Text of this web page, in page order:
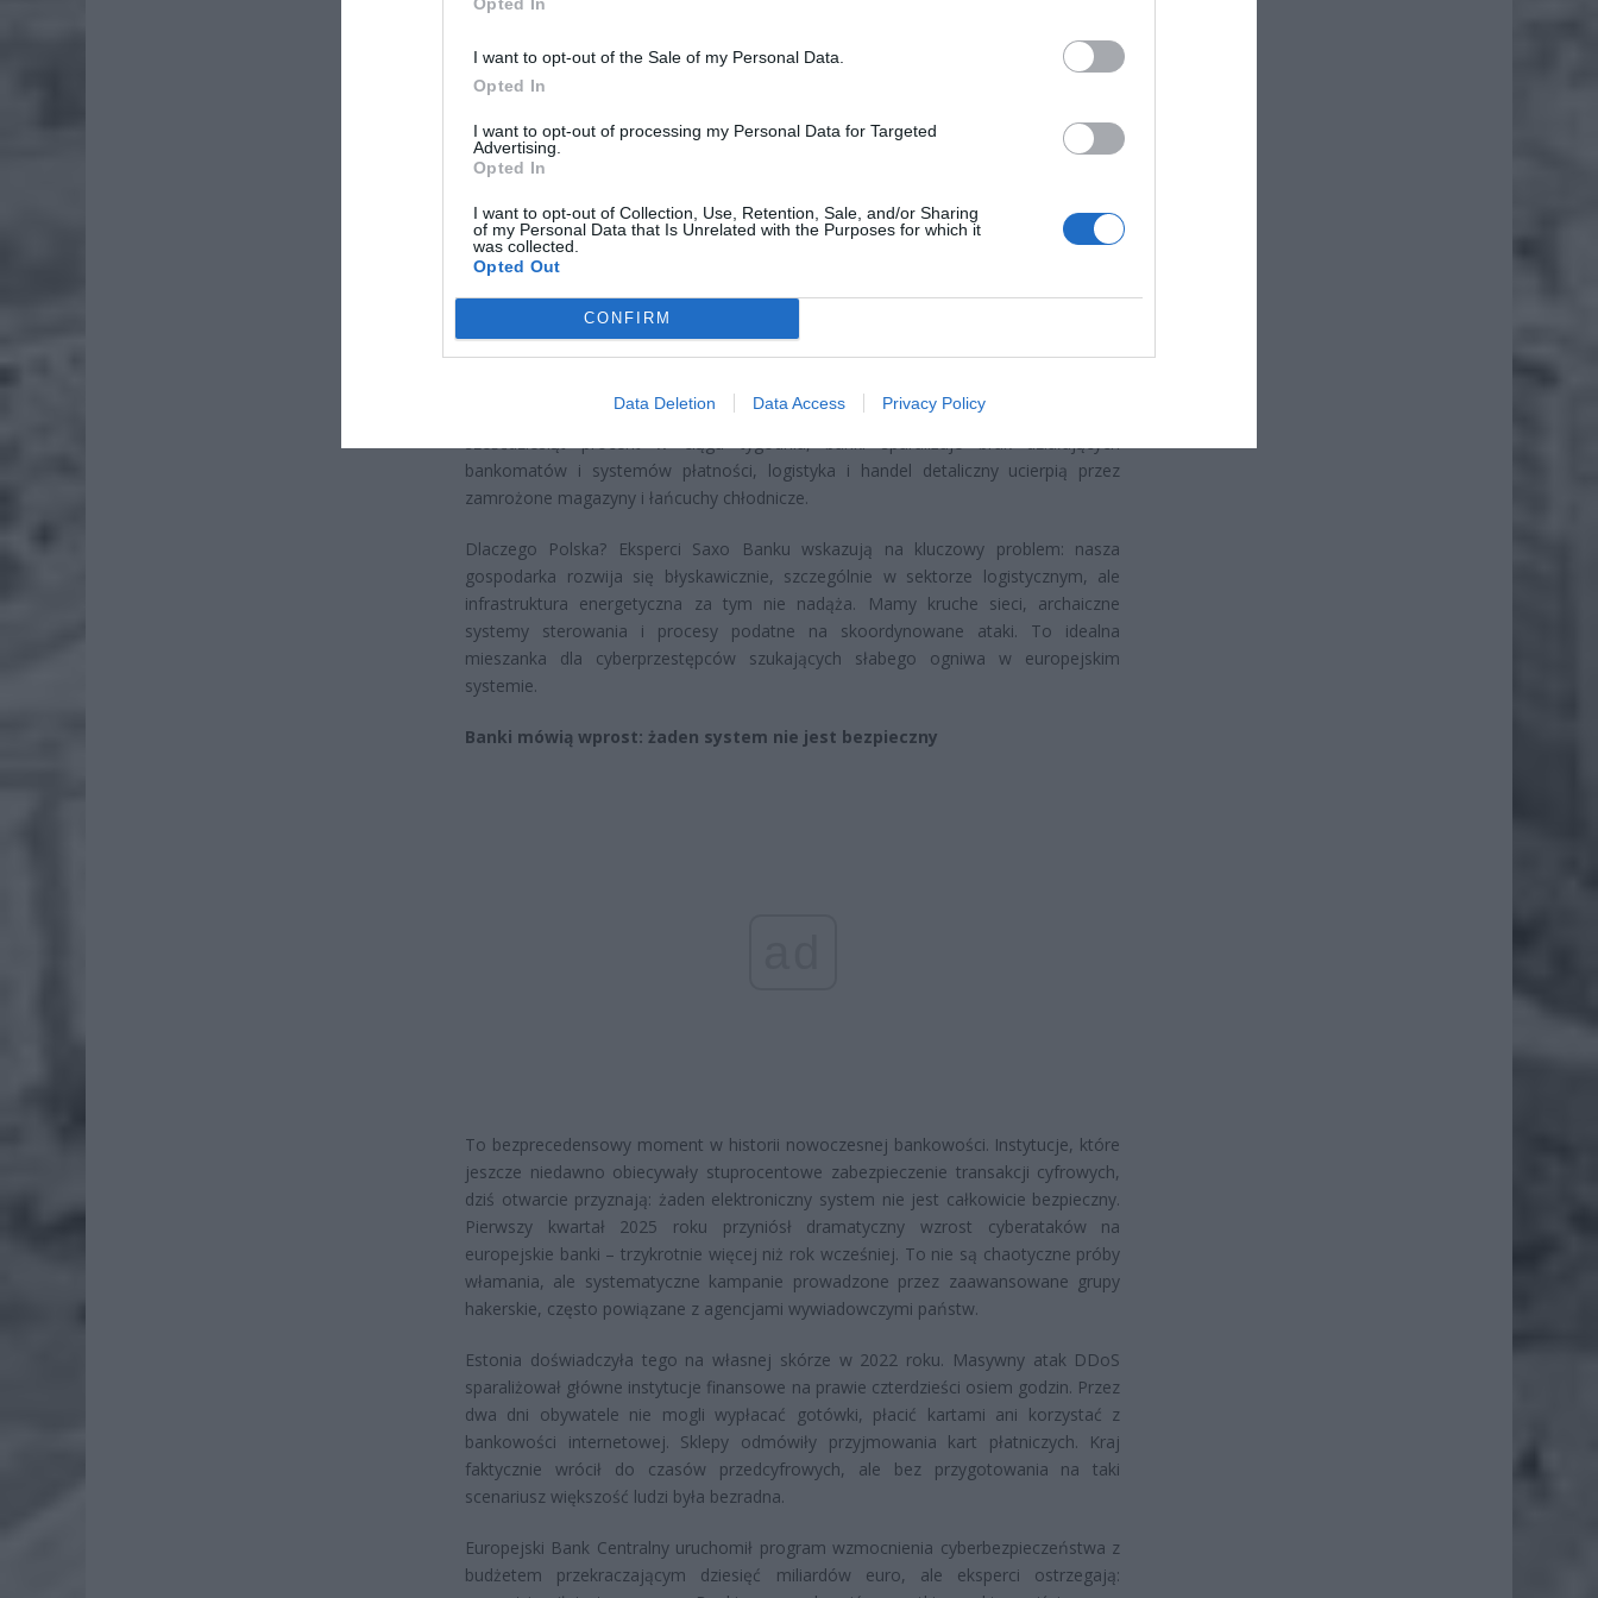
I want to opt-out of the Sale of my Personal Data.
Opted In
I want to opt-out of processing my Personal Data for Targeted
Advertising.
Opted In
I want to opt-out of Collection, Use, Retention, Sale, and/or Sharing
of my Personal Data that Is Unrelated with the Purposes for which it
was collected.
Opted Out
CONFIRM
Data Deletion Data Access Privacy Policy
Teraz analitycy duńskiego Saxo Banku ostrzegają, że identyczny scenariusz może
się wydarzyć w Polsce. W pierwszych tygodniach zimy, gdy zapotrzebowanie na
energię sięga szczytu, złośliwy kod przeniknie do przemysłowych systemów
sterowania siecią energetyczną. Operatorzy stracą kontrolę nad infrastrukturą i będą
zmuszeni do awaryjnego odłączenia całego systemu. Przez siedemdziesiąt dwie
godziny kraj się zatrzyma. Spółki energetyczne stracą na wartości nawet
sześćdziesiąt procent w ciągu tygodnia, banki sparaliżuje brak działających
bankomatów i systemów płatności, logistyka i handel detaliczny ucierpią przez
zamrożone magazyny i łańcuchy chłodnicze.
Dlaczego Polska? Eksperci Saxo Banku wskazują na kluczowy problem: nasza
gospodarka rozwija się błyskawicznie, szczególnie w sektorze logistycznym, ale
infrastruktura energetyczna za tym nie nadąża. Mamy kruche sieci, archaiczne
systemy sterowania i procesy podatne na skoordynowane ataki. To idealna
mieszanka dla cyberprzestępców szukających słabego ogniwa w europejskim
systemie.
Banki mówią wprost: żaden system nie jest bezpieczny
To bezprecedensowy moment w historii nowoczesnej bankowości. Instytucje, które
jeszcze niedawno obiecywały stuprocentowe zabezpieczenie transakcji cyfrowych,
dziś otwarcie przyznają: żaden elektroniczny system nie jest całkowicie bezpieczny.
Pierwszy kwartał 2025 roku przyniósł dramatyczny wzrost cyberataków na
europejskie banki – trzykrotnie więcej niż rok wcześniej. To nie są chaotyczne próby
włamania, ale systematyczne kampanie prowadzone przez zaawansowane grupy
hakerskie, często powiązane z agencjami wywiadowczymi państw.
Estonia doświadczyła tego na własnej skórze w 2022 roku. Masywny atak DDoS
sparaliżował główne instytucje finansowe na prawie czterdzieści osiem godzin. Przez
dwa dni obywatele nie mogli wypłacać gotówki, płacić kartami ani korzystać z
bankowości internetowej. Sklepy odmówiły przyjmowania kart płatniczych. Kraj
faktycznie wrócił do czasów przedcyfrowych, ale bez przygotowania na taki
scenariusz większość ludzi była bezradna.
Europejski Bank Centralny uruchomił program wzmocnienia cyberbezpieczeństwa z
budżetem przekraczającym dziesięć miliardów euro, ale eksperci ostrzegają: